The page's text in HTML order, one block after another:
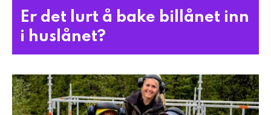
Er det lurt å bake billånet inn
i huslånet?